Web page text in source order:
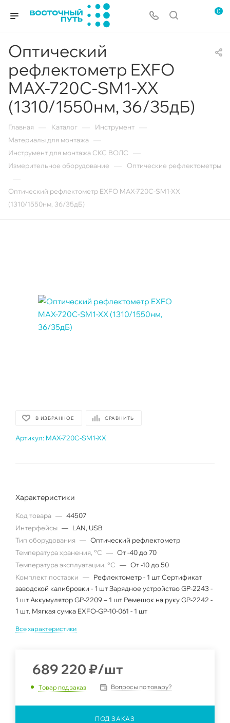
0
Оптический
рефлектометр EXFO
MAX-720C-SM1-XX
(1310/1550нм, 36/35дБ)
Главная Каталог Инструмент
Материалы для монтажа
Инструмент для монтажа СКС ВОЛС
Измерительное оборудование Оптические рефлектометры
Оптический рефлектометр EXFO MAX-720C-SM1-XX
(1310/1550нм, 36/35дБ)
В ИЗБРАННОЕ СРАВНИТЬ
Артикул: MAX-720C-SM1-XX
Характеристики
Код товара — 44507
Интерфейсы — LAN, USB
Тип оборудования — Оптический рефлектометр
Температура хранения, °C — От -40 до 70
Температура эксплуатации, °C — От -10 до 50
Комплект поставки — Рефлектометр - 1 шт Сертификат
заводской калибровки - 1 шт Зарядное устройство GP-2243 -
1 шт Аккумулятор GP-2209 – 1 шт Ремешок на руку GP-2242 -
1 шт. Мягкая сумка EXFO-GP-10-061 - 1 шт
Все характеристики
689 220 ₽/шт
Товар под заказ Вопросы по товару?
ПОД ЗАКАЗ